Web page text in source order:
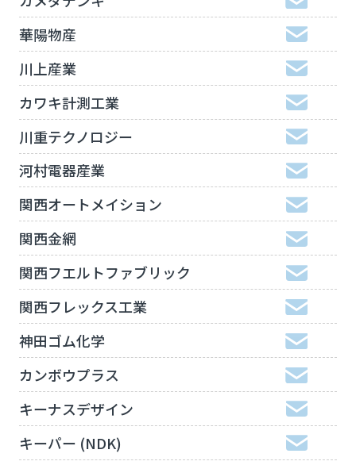
華陽物産
川上産業
カワキ計測工業
川重テクノロジー
河村電器産業
関西オートメイション
関西金網
関西フエルトファブリック
関西フレックス工業
神田ゴム化学
カンボウプラス
キーナスデザイン
キーパー (NDK)